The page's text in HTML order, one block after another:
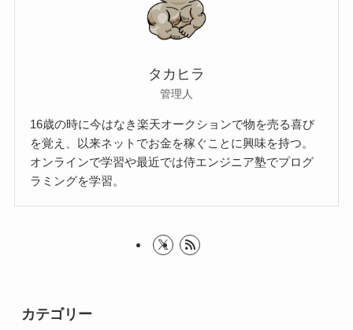
タカヒラ
管理人
16歳の時に今はなき楽天オークションで物を売る喜び
を覚え、以来ネットでお金を稼ぐことに興味を持つ。
オンラインで学習や最近では侍エンジニア塾でプログ
ラミングを学習。
カテゴリー